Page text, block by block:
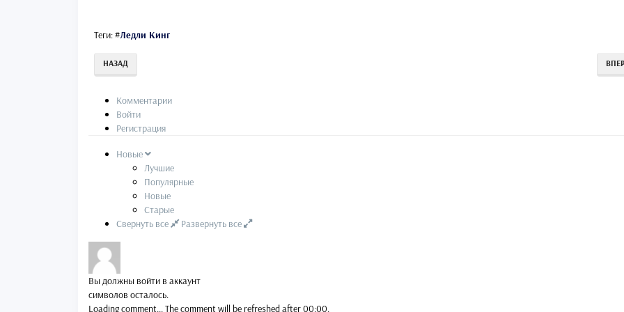
Теги:#Ледли Кинг
НАЗАД
Комментарии
Войти
Регистрация
Новые
Лучшие
Популярные
Новые
Старые
Свернуть все
Развернуть все
Вы должны войти в аккаунт
символов осталось.
Loading comment...The comment will be refreshed after00:00.